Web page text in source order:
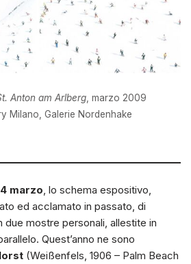
Anton am Arlberg , marzo 2009
Milano, Galerie Nordenhake
4 marzo , lo schema espositivo,
ed acclamato in passato, di
due mostre personali, allestite in
Quest’anno ne sono
(Weißenfels, 1906 – Palm Beach